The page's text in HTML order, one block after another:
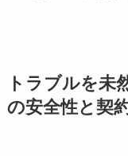
トラブルを未
の安全性と契